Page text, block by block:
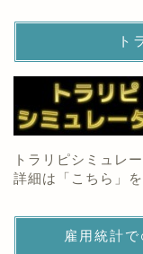
ト
トラリピシミュレ
詳細は「 こちら 」
雇用統計